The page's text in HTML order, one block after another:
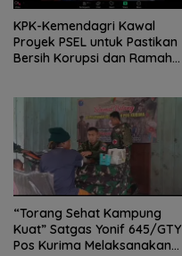
KPK-Kemendagri Kawal
Proyek PSEL untuk Pastikan
Bersih Korupsi dan Ramah
“Torang Sehat Kampung
Kuat” Satgas Yonif 645/GTY
Pos Kurima Melaksanakan